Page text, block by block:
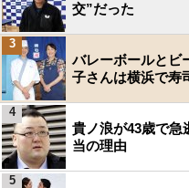
交”だった
バレーボールとビ
子さんは横浜で寿
3
貴ノ浪が43歳で急
当の理由
4
5